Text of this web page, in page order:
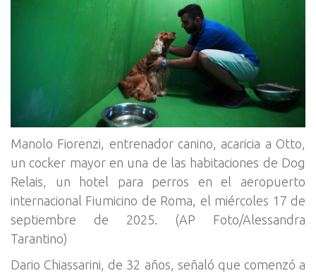
Manolo Fiorenzi, entrenador canino, acaricia a Otto,
un cocker mayor en una de las habitaciones de Dog
Relais, un hotel para perros en el aeropuerto
internacional Fiumicino de Roma, el miércoles 17 de
septiembre de 2025. (AP Foto/Alessandra
Tarantino)
Dario Chiassarini, de 32 años, señaló que comenzó a